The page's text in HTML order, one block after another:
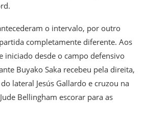
o intervalo, por outro
completamente diferente. Aos
iniciado desde o campo defensivo
Buyako Saka recebeu pela direita,
lateral Jesús Gallardo e cruzou na
Bellingham escorar para as